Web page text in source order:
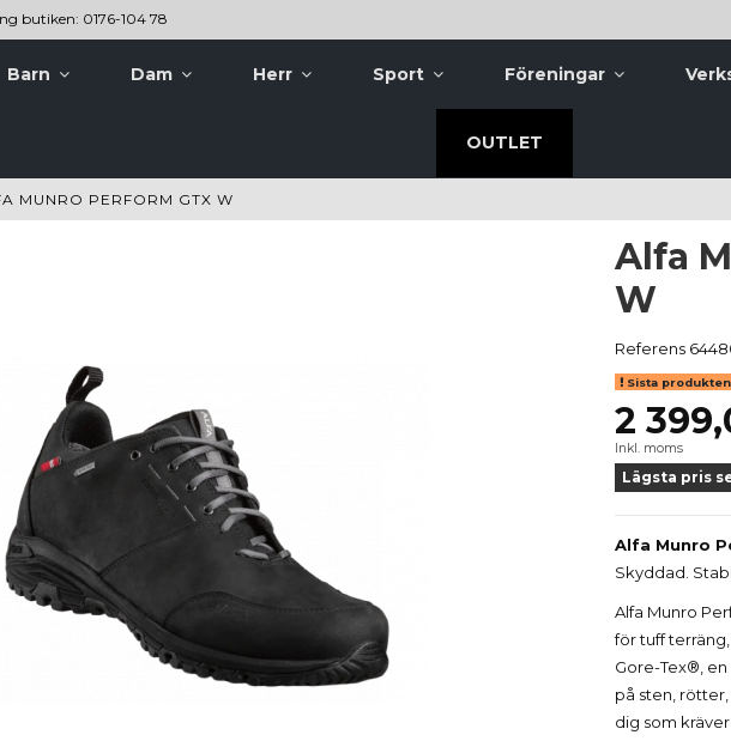
butiken: 0176-104 78
Barn Dam Herr Sport Föreningar
OUTLET
MUNRO PERFORM GTX W
Alfa
W
Referens
Sista
2
Inkl. moms
Lägsta pris
Alfa Munro
Skyddad.
Alfa Munro
för tuff
Gore-Tex®,
på sten,
dig som